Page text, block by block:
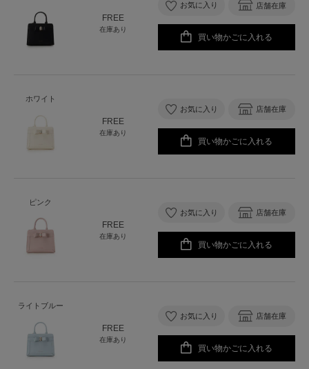
FREE
在庫あり
お気に入り 店舗在庫
買い物かごに入れる
ホワイト
FREE
在庫あり
お気に入り 店舗在庫
買い物かごに入れる
ピンク
FREE
在庫あり
お気に入り 店舗在庫
買い物かごに入れる
ライトブルー
FREE
在庫あり
お気に入り 店舗在庫
買い物かごに入れる